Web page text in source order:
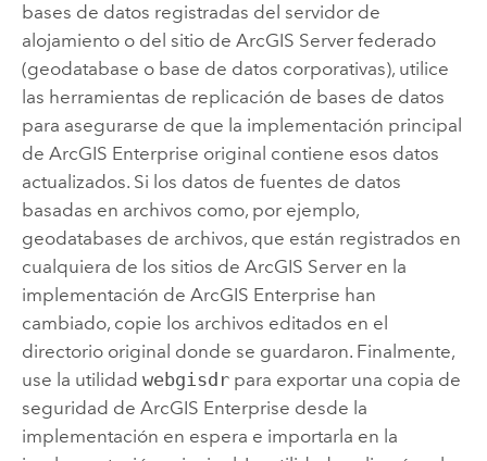
bases de datos registradas del servidor de
alojamiento o del sitio de ArcGIS Serverfederado
(geodatabase o base de datos corporativas), utilice
las herramientas de replicación de bases de datos
para asegurarse de que la implementación principal
de ArcGIS Enterprise original contiene esos datos
actualizados. Si los datos de fuentes de datos
basadas en archivos como, por ejemplo,
geodatabases de archivos, que están registrados en
cualquiera de los sitios de ArcGIS Serveren la
implementación de ArcGIS Enterprise han
cambiado, copie los archivos editados en el
directorio original donde se guardaron. Finalmente,
use la utilidad webgisdrpara exportar una copia de
seguridad de ArcGIS Enterprise desde la
implementación en espera e importarla en la